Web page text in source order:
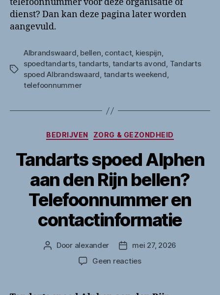
dienst? Dan kan deze pagina later worden
aangevuld.
Tags
Albrandswaard, bellen, contact, kiespijn,
spoedtandarts,tandarts, tandarts avond, Tandarts
spoed Albrandswaard, tandarts weekend,
telefoonnummer
Categorieën
BEDRIJVEN ZORG & GEZONDHEID
Tandarts spoed Alphen
aan den Rijn bellen?
Telefoonnummer en
contactinformatie
Berichtauteur
Door alexander Berichtdatum
mei 27, 2026
Geen reactiesop
Alphen